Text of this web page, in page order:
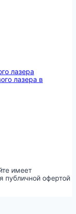
лазера
лазера в
имеет
публичной офертой